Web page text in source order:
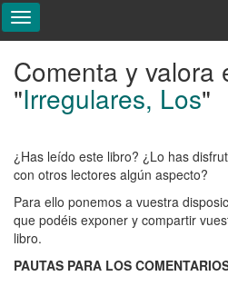
Comenta
y
valora
el
libro:
Irregulares,
Los
Comenta y valora
"Irregulares, Los"
¿Has leído este libro? ¿Lo has
con otros lectores algún aspecto?
Para ello ponemos a vuestra
que podéis exponer y compartir
libro.
PAUTAS PARA LOS